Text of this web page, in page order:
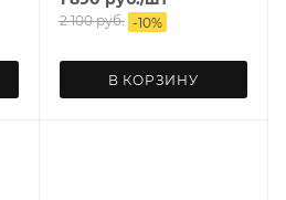
2 100руб. -10%
В КОРЗИНУ